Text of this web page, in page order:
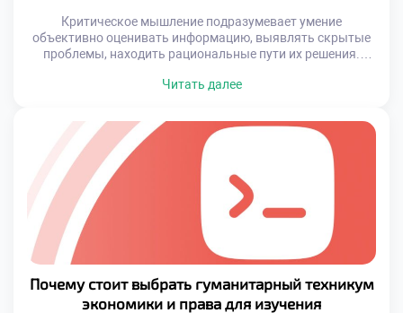
Критическое мышление подразумевает умение
объективно оценивать информацию, выявлять скрытые
проблемы, находить рациональные пути их решения.
работает с ИТ-технологиями. Системный подход,
становятся естественным результатом регулярного
взаимодействия с цифровыми инструментами. Это
особенно важно в условиях стремительно меняющегося
мира, где гибкость мышления и способность […]
Читать далее
Почему стоит выбрать гуманитарный техникум
экономики и права для изучения